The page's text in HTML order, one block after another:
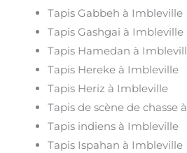
Tapis Gabbeh à Imbleville
Tapis Gashgai à Imbleville
Tapis Hamedan à
Tapis Hereke à Imbleville
Tapis Heriz à Imbleville
Tapis de scène de chasse
Tapis indiens à Imbleville
Tapis Ispahan à Imbleville